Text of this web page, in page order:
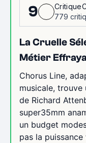
9
779
La Cruelle
Métier
Chorus Line,
musicale, trouve
de Richard
super35mm
un budget
pas la